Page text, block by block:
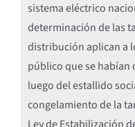
sistema eléctrico
determinación de las
distribución aplican a
público que se habían
luego del estallido
congelamiento de la